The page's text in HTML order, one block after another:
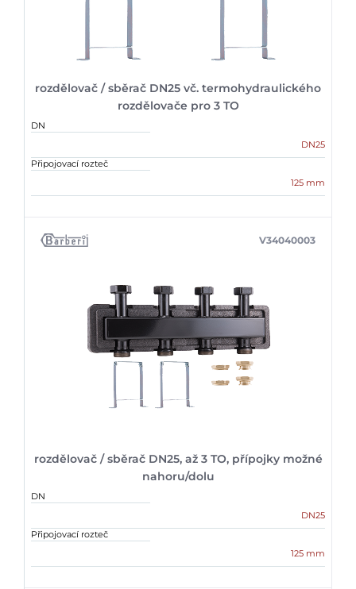
rozdělovač / sběrač DN25 vč. termohydraulického
rozdělovače pro 3 TO
DN
DN25
Připojovací rozteč
125 mm
rozdělovač / sběrač DN25, až 3 TO, přípojky možné
nahoru/dolu
V34040003
DN
DN25
Připojovací rozteč
125 mm